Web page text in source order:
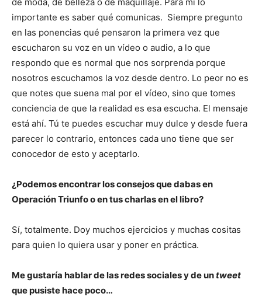
de moda, de belleza o de maquillaje. Para mí lo
importante es saber qué comunicas. Siempre pregunto
en las ponencias qué pensaron la primera vez que
escucharon su voz en un vídeo o audio, a lo que
respondo que es normal que nos sorprenda porque
nosotros escuchamos la voz desde dentro. Lo peor no es
que notes que suena mal por el vídeo, sino que tomes
conciencia de que la realidad es esa escucha. El mensaje
está ahí. Tú te puedes escuchar muy dulce y desde fuera
parecer lo contrario, entonces cada uno tiene que ser
conocedor de esto y aceptarlo.
¿Podemos encontrar los consejos que dabas en
Operación Triunfo o en tus charlas en el libro?
Sí, totalmente. Doy muchos ejercicios y muchas cositas
para quien lo quiera usar y poner en práctica.
Me gustaría hablar de las redes sociales y de untweet
que pusiste hace poco…